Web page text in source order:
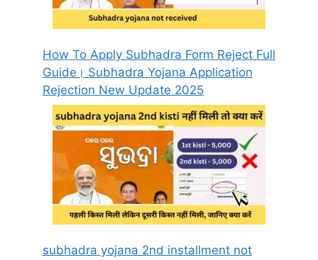
How To Apply Subhadra Form Reject Full
Guide। Subhadra Yojana Application
Rejection New Update 2025
subhadra yojana 2nd installment not